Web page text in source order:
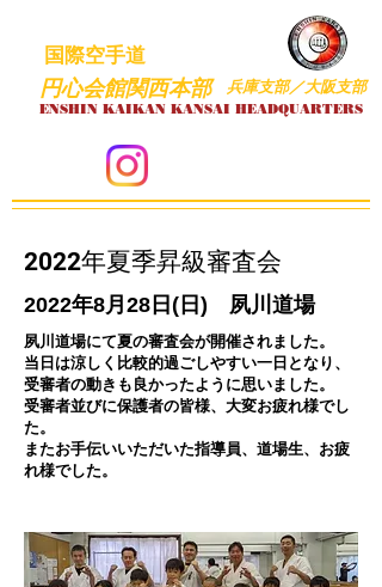
円心会館関西本部
​ENSHIN KAIKAN KANSAI HEADQUARTERS
国際空手道
​兵庫支部／大阪支部
​2022年夏季昇級審査会
2022年8月28 日(日) 夙川道場
​夙川道場にて夏の審査会が開催されました。
当日は涼しく比較的過ごしやすい一日となり、
​受審者の動きも良かったように思いました。
受審者並びに保護者の皆様、大変お疲れ様でし
た。
​またお手伝いいただいた指導員、道場生、お疲
れ様でした。